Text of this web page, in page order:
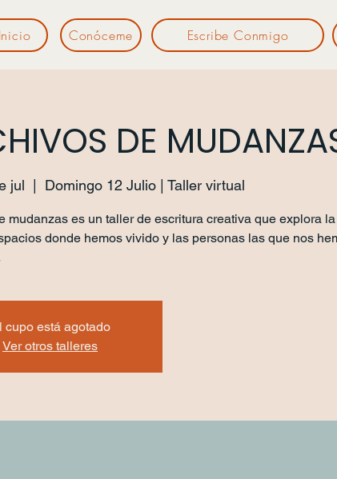
Inicio Conóceme Escribe Conmigo
DE
jul Domingo 12 Julio | Taller virtual
mudanzas es un taller de escritura creativa que explora
donde hemos vivido y las personas las que nos
cupo está agotado
Ver otros talleres